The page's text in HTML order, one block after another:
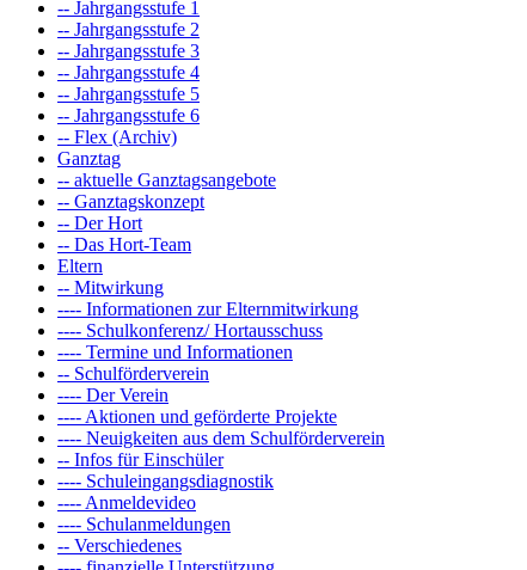
-- Jahrgangsstufe 1
-- Jahrgangsstufe 2
-- Jahrgangsstufe 3
-- Jahrgangsstufe 4
-- Jahrgangsstufe 5
-- Jahrgangsstufe 6
-- Flex (Archiv)
Ganztag
-- aktuelle Ganztagsangebote
-- Ganztagskonzept
-- Der Hort
-- Das Hort-Team
Eltern
-- Mitwirkung
---- Informationen zur Elternmitwirkung
---- Schulkonferenz/ Hortausschuss
---- Termine und Informationen
-- Schulförderverein
---- Der Verein
---- Aktionen und geförderte Projekte
---- Neuigkeiten aus dem Schulförderverein
-- Infos für Einschüler
---- Schuleingangsdiagnostik
---- Anmeldevideo
---- Schulanmeldungen
-- Verschiedenes